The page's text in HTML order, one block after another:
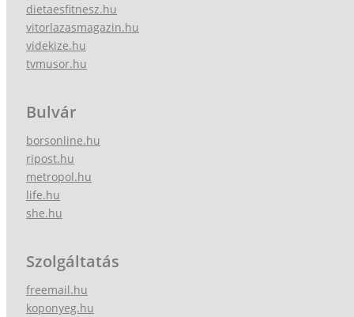
dietaesfitnesz.hu
vitorlazasmagazin.hu
videkize.hu
tvmusor.hu
Bulvár
borsonline.hu
ripost.hu
metropol.hu
life.hu
she.hu
Szolgáltatás
freemail.hu
koponyeg.hu